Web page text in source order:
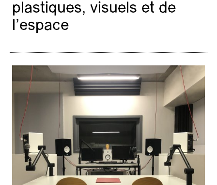
plastiques, visuels et de
l’espace